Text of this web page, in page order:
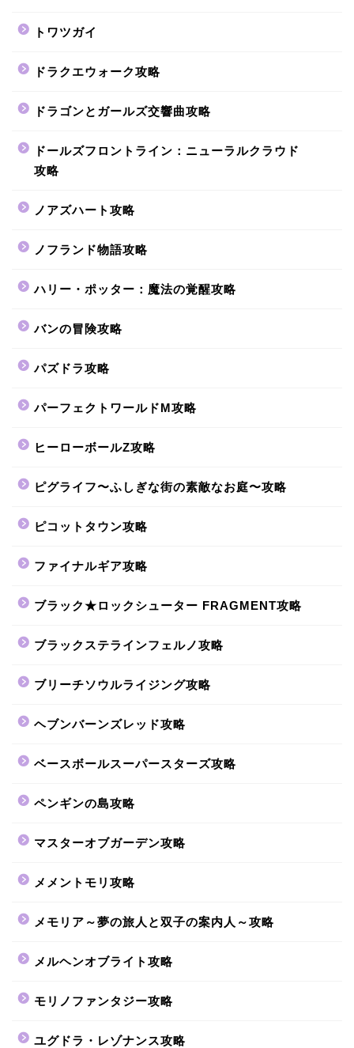
トワツガイ
ドラクエウォーク攻略
ドラゴンとガールズ交響曲攻略
ドールズフロントライン：ニューラルクラウド
攻略
ノアズハート攻略
ノフランド物語攻略
ハリー・ポッター：魔法の覚醒攻略
バンの冒険攻略
パズドラ攻略
パーフェクトワールドM攻略
ヒーローボールZ攻略
ピグライフ〜ふしぎな街の素敵なお庭〜攻略
ピコットタウン攻略
ファイナルギア攻略
ブラック★ロックシューター FRAGMENT攻略
ブラックステラインフェルノ攻略
ブリーチソウルライジング攻略
ヘブンバーンズレッド攻略
ベースボールスーパースターズ攻略
ペンギンの島攻略
マスターオブガーデン攻略
メメントモリ攻略
メモリア～夢の旅人と双子の案内人～攻略
メルヘンオブライト攻略
モリノファンタジー攻略
ユグドラ・レゾナンス攻略